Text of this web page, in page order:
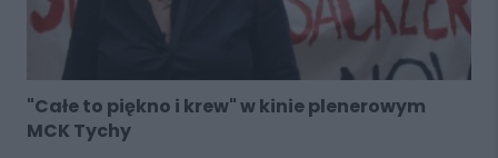
"Całe to piękno i krew" w kinie plenerowym
MCK Tychy